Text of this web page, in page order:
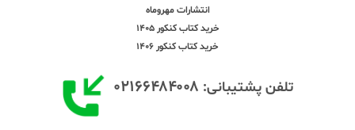
انتشارات مهروماه
خرید کتاب کنکور 1405
خرید کتاب کنکور 1406
تلفن پشتیبانی: ۰۲۱۶۶۴۸۴۰۰۸